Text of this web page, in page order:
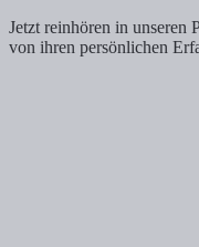
Jetzt reinhören in unseren
von ihren persönlichen